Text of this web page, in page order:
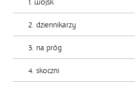
1. wojsk
2. dziennikarzy
3. na próg
4. skoczni